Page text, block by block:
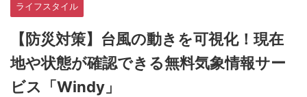
ライフスタイル
【防災対策】台風の動きを可視化！現在
地や状態が確認できる無料気象情報サー
ビス「Windy」